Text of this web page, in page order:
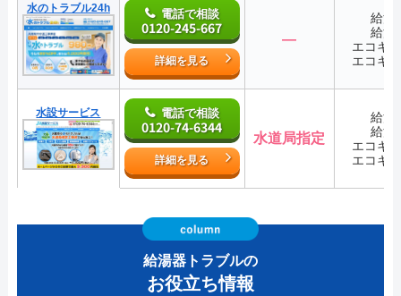
水のトラブル24h 電話で相談
0120-245-667
詳細を見る
―
給湯
給湯
エコキ
エコキ
水設サービス 電話で相談
0120-74-6344
詳細を見る
水道局指定
給湯
給湯
エコキ
エコキ
給湯器トラブルの
お役立ち情報